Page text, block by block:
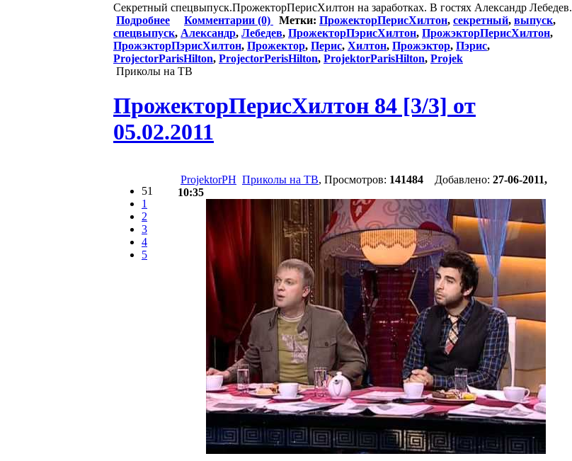
Секретный спецвыпуск.ПрожекторПерисХилтон на заработках. В гостях Александр Лебедев.
Подробнее
Комментарии (0) Метки: ПрожекторПерисХилтон, секретный, выпуск,
спецвыпуск, Александр, Лебедев, ПрожекторПэрисХилтон, ПрожэкторПерисХилтон,
ПрожэкторПэрисХилтон, Прожектор, Перис, Хилтон, Прожэктор, Пэрис,
ProjectorParisHilton, ProjectorPerisHilton, ProjektorParisHilton, Projek
Приколы на ТВ
ПрожекторПерисХилтон 84 [3/3] от
05.02.2011
51
1
2
3
4
5
ProjektorPH Приколы на ТВ, Просмотров: 141484 Добавлено: 27-06-2011,
10:35